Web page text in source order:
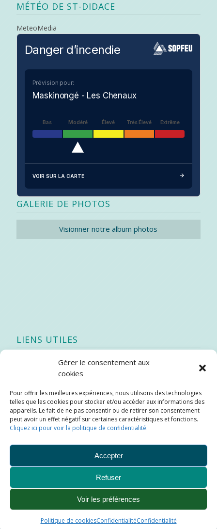
Gérer le consentement aux
cookies
Pour offrir les meilleures expériences, nous utilisons des technologies
telles que les cookies pour stocker et/ou accéder aux informations des
appareils. Le fait de ne pas consentir ou de retirer son consentement
peut avoir un effet négatif sur certaines caractéristiques et fonctions.
Cliquez ici pour voir la politique de confidentialité.
Accepter
Refuser
Voir les préférences
Politique de cookiesConfidentialitéConfidentialité
MÉTÉO DE ST-DIDACE
MeteoMedia
Danger d’incendie
Prévision pour:
Maskinongé - Les Chenaux
Bas Modéré Élevé Très Élevé Extrême
VOIR SUR LA CARTE
GALERIE DE PHOTOS
Visionner notre album photos
LIENS UTILES
Quoi de neuf
Stratégie québécoise d’économie d’eau potable
Bibliothèque
Météo locale
Conditions d’utilisation
Confidentialité Nous joindre